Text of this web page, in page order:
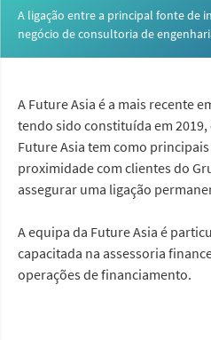
A ligação entre a principal fonte de
negócio de consultoria de
A Future Asia é a mais recente
tendo sido constituída em 2019,
Future Asia tem como
proximidade com clientes do
assegurar uma ligação
A equipa da Future Asia é
capacitada na assessoria
operações de financiamento.